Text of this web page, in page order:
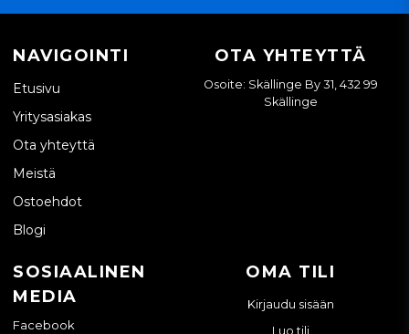
NAVIGOINTI
Etusivu
Yritysasiakas
Ota yhteyttä
Meistä
Ostoehdot
Blogi
OTA YHTEYTTÄ
Osoite: Skällinge By 31, 432 99
Skällinge
SOSIAALINEN
MEDIA
Facebook
OMA TILI
Kirjaudu sisään
Luo tili